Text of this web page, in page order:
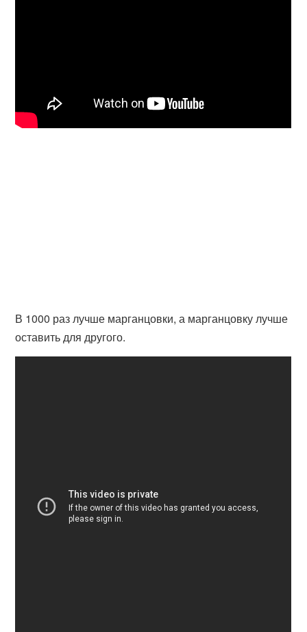
В 1000 раз лучше марганцовки, а марганцовку лучше
оставить для другого.